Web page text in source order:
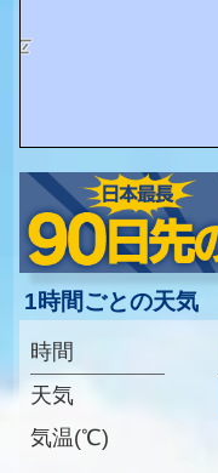
1時間ごとの天気
時間
天気
気温(℃)